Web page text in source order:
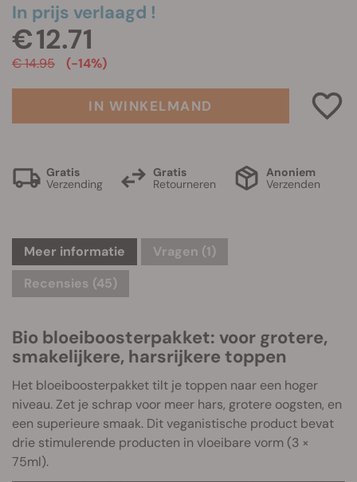
In prijs verlaagd !
€ 12.71
€ 14.95 (-14%)
IN WINKELMAND
Gratis
Verzending
Gratis
Retourneren
Anoniem
Verzenden
Meer informatie Vragen (1)
Recensies (45)
Bio bloeiboosterpakket: voor grotere,
smakelijkere, harsrijkere toppen
Het bloeiboosterpakket tilt je toppen naar een hoger
niveau. Zet je schrap voor meer hars, grotere oogsten, en
een superieure smaak. Dit veganistische product bevat
drie stimulerende producten in vloeibare vorm (3 ×
75ml).